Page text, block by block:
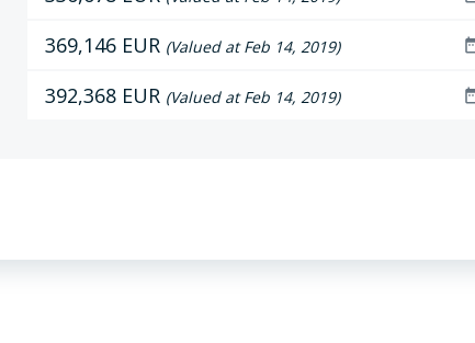
369,146 EUR (Valued at Feb 14, 2019)
392,368 EUR (Valued at Feb 14, 2019)